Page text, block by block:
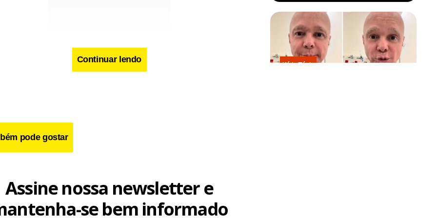
Continuar lendo
pode gostar
Kátia Flávia
Assine nossa newsletter e
se bem informado